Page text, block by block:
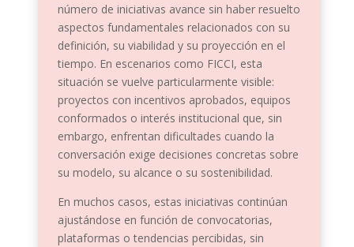
número de iniciativas avance sin haber resuelto
aspectos fundamentales relacionados con su
definición, su viabilidad y su proyección en el
tiempo. En escenarios como FICCI, esta
situación se vuelve particularmente visible:
proyectos con incentivos aprobados, equipos
conformados o interés institucional que, sin
embargo, enfrentan dificultades cuando la
conversación exige decisiones concretas sobre
su modelo, su alcance o su sostenibilidad.
En muchos casos, estas iniciativas continúan
ajustándose en función de convocatorias,
plataformas o tendencias percibidas, sin